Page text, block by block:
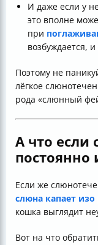
И даже если у
это вполне
при
возбуждается,
Поэтому не
лёгкое
рода «слюнный
А что если
постоянно
Если же
слюна капает изо
кошка выглядит
Вот на что